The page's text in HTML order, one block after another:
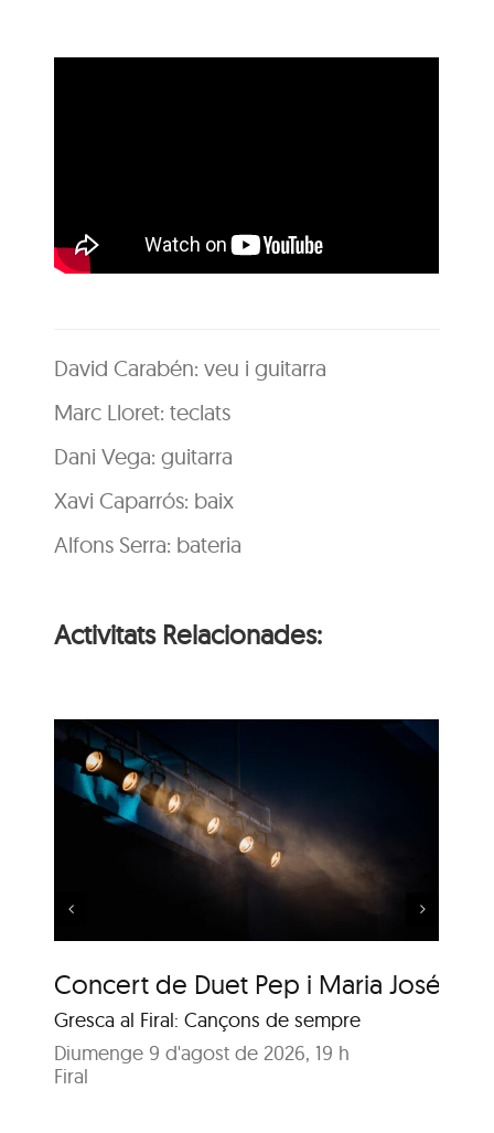
David Carabén: veu i guitarra
Marc Lloret: teclats
Dani Vega: guitarra
Xavi Caparrós: baix
Alfons Serra: bateria
Activitats Relacionades:
Concert de Duet Pep i Maria José
Gresca al Firal: Cançons de sempre
Diumenge 9 d'agost de 2026, 19 h
Firal
Música al Parc: Liza
Wuyts & Bech